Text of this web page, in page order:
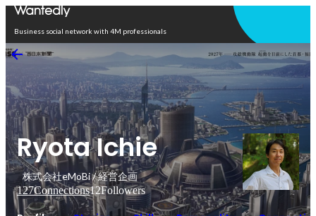
Business social network with 4M professionals
Ryota Ichie
株式会社eMoBi / 経営企画
127Connections12Followers